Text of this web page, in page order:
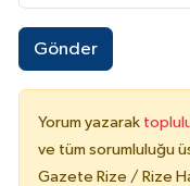
Gönder
Yorum yazarak
ve tüm sorumluluğu
Gazete Rize / Rize